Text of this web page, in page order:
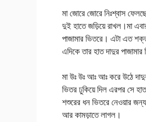
মা জোরে জোরে নিঃশ্বাস
দুই হাতে জড়িয়ে রাখল।মা
পাজামার ভিতরে। এটা এত
এদিকে তার হাত দাদুর
মা উঃ উঃ আঃ আঃ করে উঠে
ভিতর ঢুকিয়ে দিল এরপর সে
শশুরের ধন ভিতরে নেওয়ার
আর কামড়াতে লাগল।